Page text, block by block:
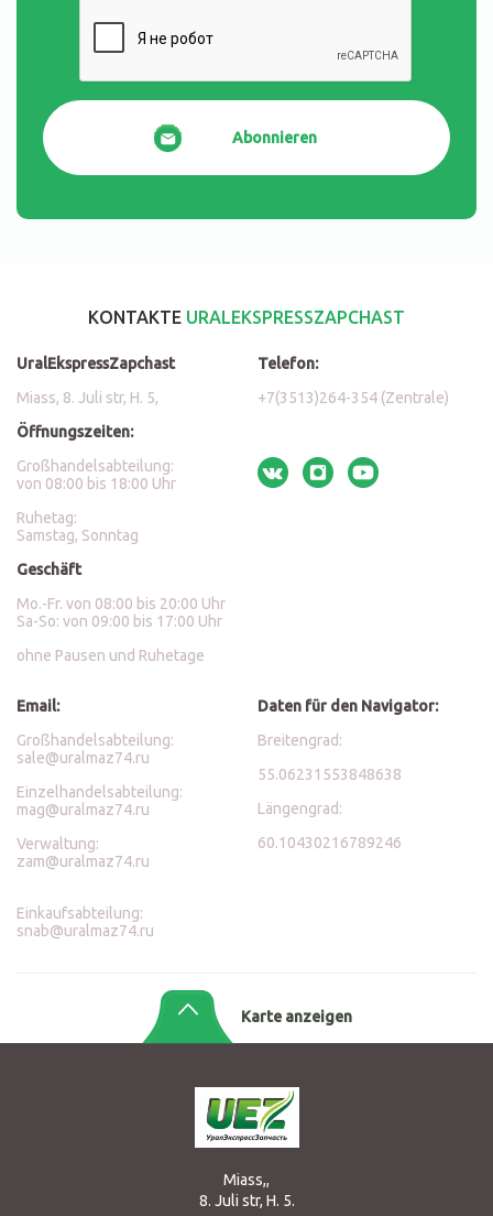
Adresse
*
Abonnieren
KONTAKTE URALEKSPRESSZAPCHAST
UralEkspressZapchast
Miass, 8. Juli str, H. 5,
Öffnungszeiten:
Großhandelsabteilung:
von 08:00 bis 18:00 Uhr
Ruhetag:
Samstag, Sonntag
Geschäft
Mo.-Fr. von 08:00 bis 20:00 Uhr
Sa-So: von 09:00 bis 17:00 Uhr
ohne Pausen und Ruhetage
Telefon:
+7(3513)264-354 (Zentrale)
Email:
Großhandelsabteilung:
sale@uralmaz74.ru
Einzelhandelsabteilung:
mag@uralmaz74.ru
Verwaltung:
zam@uralmaz74.ru
Einkaufsabteilung:
snab@uralmaz74.ru
Daten für den Navigator:
Breitengrad:
55.06231553848638
Längengrad:
60.10430216789246
Karte anzeigen
Miass,,
8. Juli str, H. 5.